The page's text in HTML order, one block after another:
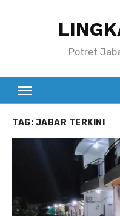
Potret
TAG: JABAR TERKINI